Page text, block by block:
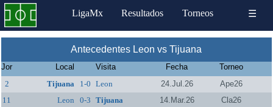
LigaMx Resultados Torneos ☰
Antecedentes Leon vs Tijuana
Jor Local Visita Fecha
Torneo
2
Tijuana 1-0 Leon 24.Jul.26
Ape26
11
Leon 0-3 Tijuana 14.Mar.26
Cla26